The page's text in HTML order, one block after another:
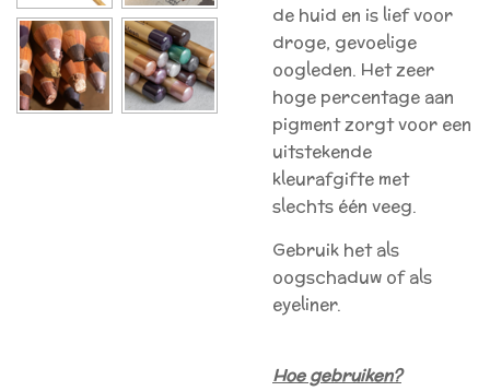
de huid en is lief voor
droge, gevoelige
oogleden. Het zeer
hoge percentage aan
pigment zorgt voor een
uitstekende
kleurafgifte met
slechts één veeg.
Gebruik het als
oogschaduw of als
eyeliner.
Hoe gebruiken?